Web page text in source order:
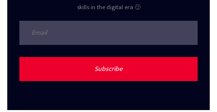
skills in the digital era 🙂
Subscribe